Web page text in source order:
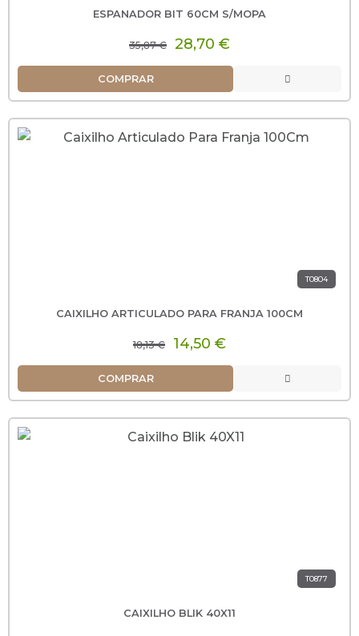
ESPANADOR BIT 60CM S/MOPA
35,87 € 28,70 €
COMPRAR
T0804
CAIXILHO ARTICULADO PARA FRANJA 100CM
18,13 € 14,50 €
COMPRAR
T0877
CAIXILHO BLIK 40X11